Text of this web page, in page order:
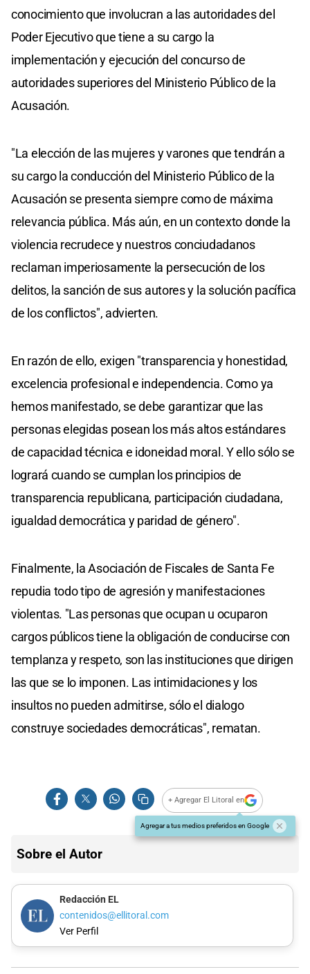
conocimiento que involucran a las autoridades del
Poder Ejecutivo que tiene a su cargo la
implementación y ejecución del concurso de
autoridades superiores del Ministerio Público de la
Acusación.
"La elección de las mujeres y varones que tendrán a
su cargo la conducción del Ministerio Público de la
Acusación se presenta siempre como de máxima
relevancia pública. Más aún, en un contexto donde la
violencia recrudece y nuestros conciudadanos
reclaman imperiosamente la persecución de los
delitos, la sanción de sus autores y la solución pacífica
de los conflictos", advierten.
En razón de ello, exigen "transparencia y honestidad,
excelencia profesional e independencia. Como ya
hemos manifestado, se debe garantizar que las
personas elegidas posean los más altos estándares
de capacidad técnica e idoneidad moral. Y ello sólo se
logrará cuando se cumplan los principios de
transparencia republicana, participación ciudadana,
igualdad democrática y paridad de género".
Finalmente, la Asociación de Fiscales de Santa Fe
repudia todo tipo de agresión y manifestaciones
violentas. "Las personas que ocupan u ocuparon
cargos públicos tiene la obligación de conducirse con
templanza y respeto, son las instituciones que dirigen
las que se lo imponen. Las intimidaciones y los
insultos no pueden admitirse, sólo el dialogo
construye sociedades democráticas", rematan.
+ Agregar El Litoral en
Agregar a tus medios preferidos en Google
Sobre el Autor
Redacción EL
contenidos@ellitoral.com
Ver Perfil